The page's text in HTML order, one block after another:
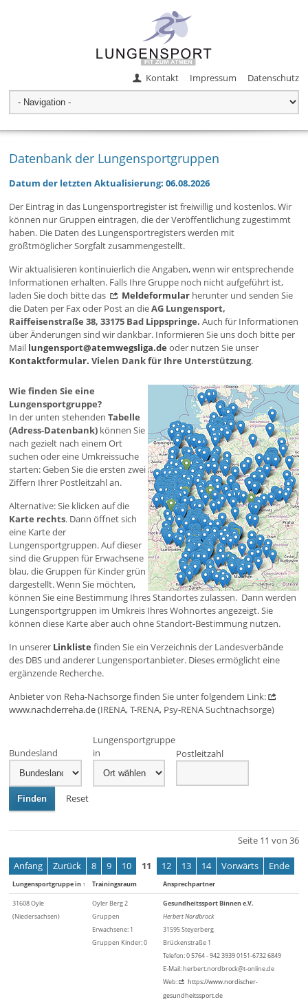
Kontakt Impressum Datenschutz
Datenbank der Lungensportgruppen
Datum der letzten Aktualisierung: 06.08.2026
Der Eintrag in das Lungensportregister ist freiwillig und kostenlos. Wir
können nur Gruppen eintragen, die der Veröffentlichung zugestimmt
haben. Die Daten des Lungensportregisters werden mit
größtmöglicher Sorgfalt zusammengestellt.
Wir aktualisieren kontinuierlich die Angaben, wenn wir entsprechende
Informationen erhalten. Falls Ihre Gruppe noch nicht aufgeführt ist,
laden Sie doch bitte das
Meldeformular herunter und senden Sie
die Daten per Fax oder Post an dieAG Lungensport,
Raiffeisenstraße 38, 33175 Bad Lippspringe. Auch für Informationen
über Änderungen sind wir dankbar. Informieren Sie uns doch bitte per
Mail lungensport@atemwegsliga.de oder nutzen Sie unser
Kontaktformular. Vielen Dank für Ihre Unterstützung.
Wie finden Sie eine
Lungensportgruppe?
In der unten stehenden Tabelle
(Adress-Datenbank) können Sie
nach gezielt nach einem Ort
suchen oder eine Umkreissuche
starten: Geben Sie die ersten zwei
Ziffern Ihrer Postleitzahl an.
Alternative: Sie klicken auf die
Karte rechts. Dann öffnet sich
eine Karte der
Lungensportgruppen. Auf dieser
sind die Gruppen für Erwachsene
blau, die Gruppen für Kinder grün
dargestellt. Wenn Sie möchten,
können Sie eine Bestimmung Ihres Standortes zulassen. Dann werden
Lungensportgruppen im Umkreis Ihres Wohnortes angezeigt. Sie
können diese Karte aber auch ohne Standort-Bestimmung nutzen.
In unserer Linkliste finden Sie ein Verzeichnis der Landesverbände
des DBS und anderer Lungensportanbieter. Dieses ermöglicht eine
ergänzende Recherche.
Anbieter von Reha-Nachsorge finden Sie unter folgendem Link:
www.nachderreha.de(IRENA, T-RENA, Psy-RENA Suchtnachsorge)
Bundesland
Lungensportgruppe
in
Postleitzahl
Finden Reset
Seite 11 von 36
Anfang Zurück 8 9 10 11 12 13 14 Vorwärts Ende
Lungensportgruppe in ↑ Trainingsraum Ansprechpartner
31608 Oyle
(Niedersachsen)
Oyler Berg 2
Gruppen
Erwachsene: 1
Gruppen Kinder: 0
Gesundheitssport Binnen e.V.
Herbert Nordbrock
31595 Steyerberg
Brückenstraße 1
Telefon: 0 5764 - 942 3939 0151-6732 6849
E-Mail: herbert.nordbrock@t-online.de
Web:
https://www.nordischer-
gesundheitssport.de